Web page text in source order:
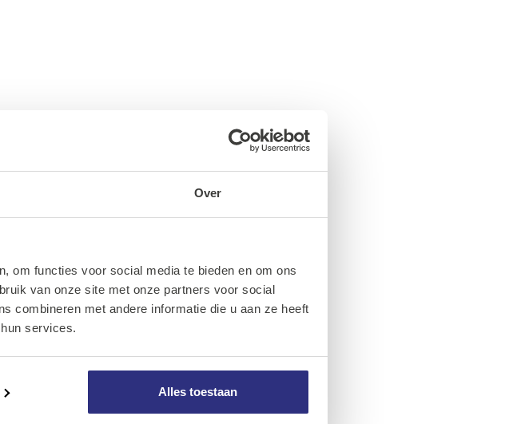
Over
om functies voor social media te bieden en om ons
van onze site met onze partners voor social
combineren met andere informatie die u aan ze heeft
services.
Alles toestaan
16 28 16